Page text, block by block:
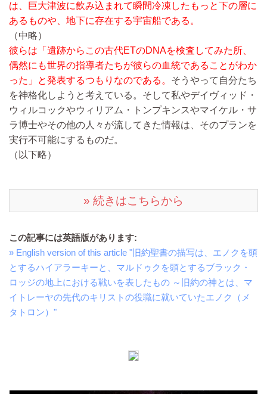
は、巨大津波に飲み込まれて瞬間冷凍したもっと下の層に
あるものや、地下に存在する宇宙船である。
（中略）
彼らは「遺跡からこの古代ETのDNAを検査してみた所、
偶然にも世界の指導者たちが彼らの血統であることがわか
った」と発表するつもりなのである。 そうやって自分たち
を神格化しようと考えている。そして私やデイヴィッド・
ウィルコックやウィリアム・トンプキンスやマイケル・サ
ラ博士やその他の人々が流してきた情報は、そのプランを
実行不可能にするものだ。
（以下略）
» 続きはこちらから
この記事には英語版があります:
» English version of this article "旧約聖書の描写は、エノクを頭
とするハイアラーキーと、マルドゥクを頭とするブラック・
ロッジの地上における戦いを表したもの ～旧約の神とは、マ
イトレーヤの先代のキリストの役職に就いていたエノク（メ
タトロン）"